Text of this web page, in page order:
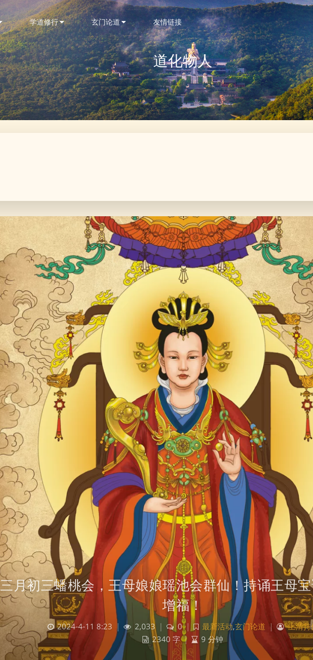
学道修行 玄门论道 友情链接
道化物人
三月初三蟠桃会，王母娘娘瑶池会群仙！持诵王母
增福！
2024-4-11 8:23 | 2,033 | 0 | 最新活动,玄门论道 |
上清持
2340 字 | 9 分钟